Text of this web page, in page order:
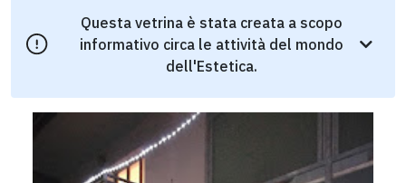
Questa vetrina è stata creata a scopo
informativo circa le attività del mondo
dell'Estetica.